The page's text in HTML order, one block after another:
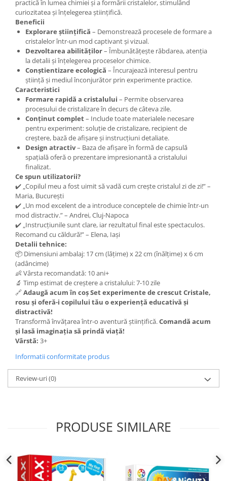
practică în lumea chimiei și a formării cristalelor, stimulând
curiozitatea și înțelegerea științifică.
Beneficii
Explorare științifică – Demonstrează procesele de formare a
cristalelor într-un mod captivant și vizual.
Dezvoltarea abilităților– Îmbunătățește răbdarea, atenția
la detalii și înțelegerea proceselor chimice.
Conștientizare ecologică – Încurajează interesul pentru
știință și mediul înconjurător prin experimente practice.
Caracteristici
Formare rapidă a cristalului – Permite observarea
procesului de cristalizare în decurs de câteva zile.
Conținut complet– Include toate materialele necesare
pentru experiment: soluție de cristalizare, recipient de
creștere, bază de afișare și instrucțiuni detaliate.
Design atractiv– Baza de afișare în formă de capsulă
spațială oferă o prezentare impresionantă a cristalului
finalizat.
Ce spun utilizatorii?
✔️ „Copilul meu a fost uimit să vadă cum crește cristalul zi de zi!” –
Maria, București
✔️ „Un mod excelent de a introduce conceptele de chimie într-un
mod distractiv.” – Andrei, Cluj-Napoca
✔️ „Instrucțiunile sunt clare, iar rezultatul final este spectaculos.
Recomand cu căldură!” – Elena, Iași
Detalii tehnice:
📦 Dimensiuni ambalaj: 17 cm (lățime) x 22 cm (înălțime) x 6 cm
(adâncime)
👶 Vârsta recomandată: 10 ani+
🔬 Timp estimat de creștere a cristalului: 7-10 zile
🔗Adaugă acum în coș Set experimente de crescut Cristale,
rosu și oferă-i copilului tău o experiență educativă și
distractivă!
Transformă învățarea într-o aventură științifică.Comandă acum
și lasă imaginația să prindă viață!
Vârstă: 3+
Informatii conformitate produs
Review-uri(0)
PRODUSE SIMILARE